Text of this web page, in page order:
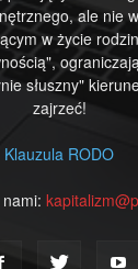
ale nie
w życie
słuszny"
zajrzeć!
Klauzula RODO